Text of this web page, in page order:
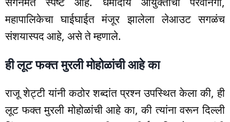
महापालिकेचा घाईघाईत मंजूर झालेला लेआउट सगळंच
संशयास्पद आहे, असे ते म्हणाले.
ही लूट फक्त मुरली मोहोळांची आहे का
राजू शेट्टी यांनी कठोर शब्दांत प्रश्न उपस्थित केला की, ही
लूट फक्त मुरली मोहोळांची आहे का, की त्यांना वरून दिल्ली